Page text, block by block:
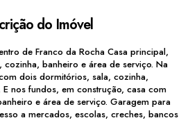
do Imóvel
de Franco da Rocha Casa principal,
banheiro e área de serviço. Na
dois dormitórios, sala, cozinha,
nos fundos, em construção, casa com
e área de serviço. Garagem para
a mercados, escolas, creches, bancos